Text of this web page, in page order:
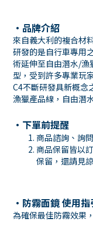
・品牌介紹
來自義大利的複合材
研發的是自行車專用
術延伸至自由潛水/漁
型，受到許多專業玩
C4不斷研發具新概念
漁獵產品線，自由潛
・下單前提醒
商品諮詢、詢
商品保留皆以
保留，還請見諒
・ 防霧面鏡 使用指
為確保最佳防霧效果